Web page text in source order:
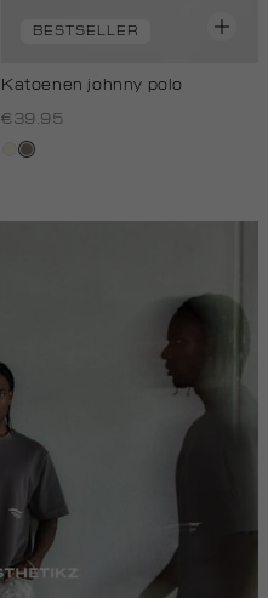
BESTSELLER
Katoenen johnny polo
€39.95
wit,klei